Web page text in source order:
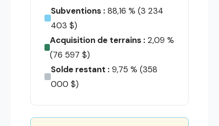
Subventions :88,16 % (3 234
403 $)
Acquisition de terrains :2,09 %
(76 597 $)
Solde restant : 9,75 % (358
000 $)